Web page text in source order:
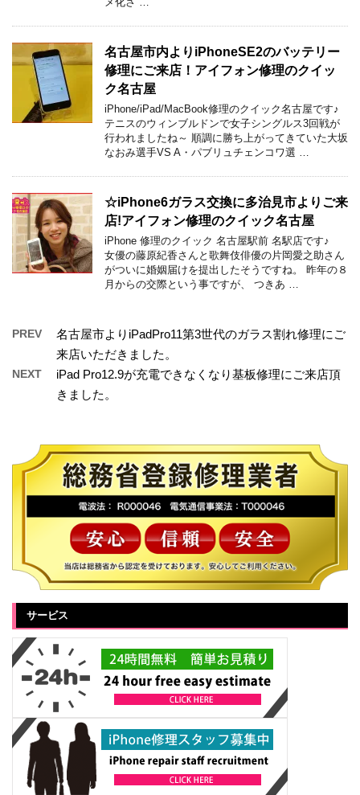
名古屋市内よりiPhoneSE2のバッテリー
修理にご来店！アイフォン修理のクイッ
ク名古屋
iPhone/iPad/MacBook修理のクイック名古屋です♪
テニスのウィンブルドンで女子シングルス3回戦が
行われましたね～ 順調に勝ち上がってきていた大坂
なおみ選手VS A・パブリュチェンコワ選 …
☆iPhone6ガラス交換に多治見市よりご来
店!アイフォン修理のクイック名古屋
iPhone 修理のクイック 名古屋駅前 名駅店です♪
女優の藤原紀香さんと歌舞伎俳優の片岡愛之助さん
がついに婚姻届けを提出したそうですね。 昨年の８
月からの交際という事ですが、 つきあ …
PREV
名古屋市よりiPadPro11第3世代のガラス割れ修理にご
来店いただきました。
NEXT
iPad Pro12.9が充電できなくなり基板修理にご来店頂
きました。
サービス